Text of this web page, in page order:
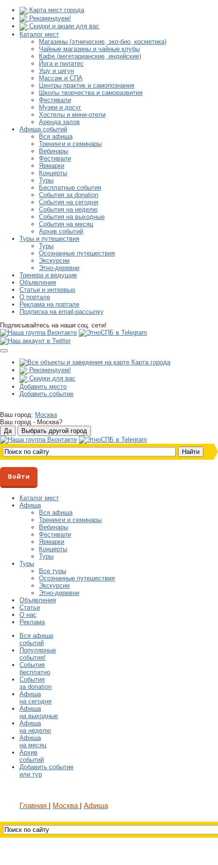
Карта мест города
Рекомендуем!
Скидки и акции для вас
Каталог мест
Магазины (этнические, эко-био, косметика)
Чайные магазины и чайные клубы
Кафе (вегетарианские, индийские)
Йога и пилатес
Ушу и цигун
Массаж и СПА
Центры практик и самопознания
Школы творчества и саморазвития
Фестивали
Музеи и досуг
Хостелы и мини-отели
Аренда залов
Афиша событий
Вся афиша
Тренинги и семинары
Вебинары
Фестивали
Ярмарки
Концерты
Туры
Бесплатные события
События за donation
События на сегодня
События на неделю
События на выходные
События на месяц
Архив событий
Туры и путешествия
Туры
Осознанные путешествия
Экскурсии
Этно-деревни
Тренера и ведущие
Объявления
Статьи и интервью
О портале
Реклама на портале
Подписка на email-рассылку
Подписывайтесь на наши соц. сети!
Карта города
Рекомендуем!
Скидки для вас
Добавить место
Добавить событие
Ваш город: Москва
Ваш город - Москва?
Войти
Каталог мест
Афиша
Вся афиша
Тренинги и семинары
Вебинары
Фестивали
Ярмарки
Концерты
Туры
Туры
Все туры
Осознанные путешествия
Экскурсии
Этно-деревни
Объявления
Статьи
О нас
Реклама
Вся афиша
событий
Популярные
события!
События
бесплатно
События
за donation
Афиша
на сегодня
Афиша
на выходные
Афиша
на неделю
Афиша
на месяц
Архив
событий
Добавить событие
или тур
Главная Москва Афиша